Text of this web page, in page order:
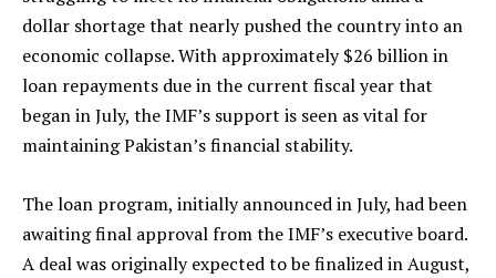
dollar shortage that nearly pushed the country into an
economic collapse. With approximately $26 billion in
loan repayments due in the current fiscal year that
began in July, the IMF’s support is seen as vital for
maintaining Pakistan’s financial stability.
The loan program, initially announced in July, had been
awaiting final approval from the IMF’s executive board.
A deal was originally expected to be finalized in August,